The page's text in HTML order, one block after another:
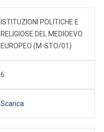
ISTITUZIONI POLITICHE E
RELIGIOSE DEL MEDIOEVO
EUROPEO (M-STO/01)
6
Scarica